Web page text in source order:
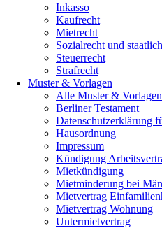
Inkasso
Kaufrecht
Mietrecht
Sozialrecht und
Steuerrecht
Strafrecht
Muster & Vorlagen
Alle Muster & Vorlagen
Berliner Testament
Datenschutzerklärung
Hausordnung
Impressum
Kündigung
Mietkündigung
Mietminderung bei
Mietvertrag
Mietvertrag Wohnung
Untermietvertrag